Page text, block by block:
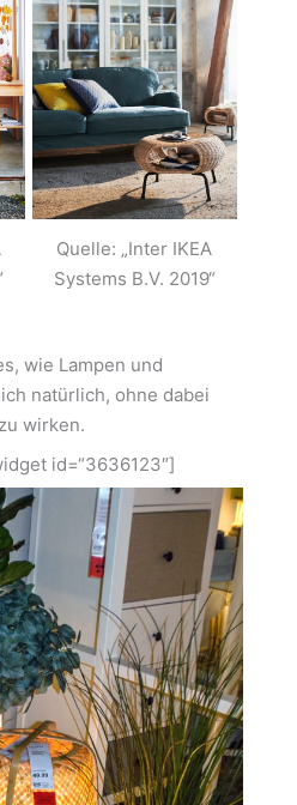
Quelle: „Inter IKEA
Systems B.V. 2019“
wie Lampen und
natürlich, ohne dabei
wirken.
id=“3636123″]